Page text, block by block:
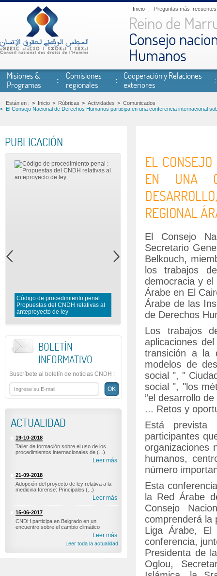
Pasar al contenido principal
Inicio Preguntas más frecuentes
Reino de
Consejo
Humanos
Misiones &
Programas
Comisiones
regionales
Cooperación y Relaciones
exteriores
Están en : Inicio Rúbricas Actividades
Comunicados
El Consejo Nacional de Derechos Humanos participa en una conferencia internacional
PUBLICACIÓN
Código de procedimiento penal :
Propuestas del CNDH relativas al
anteproyecto de ley
Las penas alternativas
BOLETÍN
INFORMATIVO
Suscríbete al boletín de noticias CNDH :
ACTUALIDAD
19-10-2018
Taller de formación sobre el uso de los
procedimientos internacionales de (...)
Leer más
21-09-2018
Adopción del proyecto de ley relativa a la
medicina forense: Principales (...)
Leer más
15-06-2017
CNDH participa en Belgrado en un
encuentro sobre el cambio climático
Leer más
Leer toda la actualidad
EL
EN UNA
REGIONAL
El Consejo
Secretario
Belkouch,
los trabajos
democracia y
Árabe en El
Árabe de las
de Derechos
Los trabajos
aplicaciones
transición a la
modelos de
social ", "
social ", "los
”el desarrollo
... Retos y
Está prevista
participantes
organizaciones
humanos,
número
Esta
la Red Árabe
Consejo
comprenderá la
Liga Árabe, El
conferencia,
Presidenta de
Oglou,